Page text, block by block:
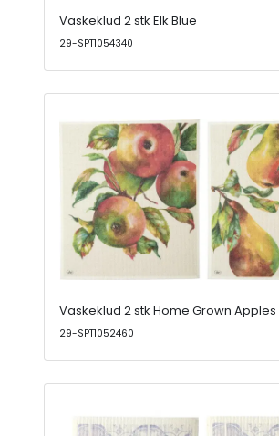
Vaskeklud 2 stk Elk Blue
29-SPT1054340
Vaskeklud 2 stk Home Grown
29-SPT1052460